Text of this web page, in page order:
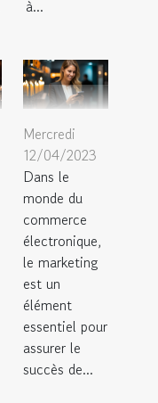
à...
Mercredi
12/04/2023
Dans le
monde du
commerce
électronique,
le marketing
est un
élément
essentiel pour
assurer le
succès de...